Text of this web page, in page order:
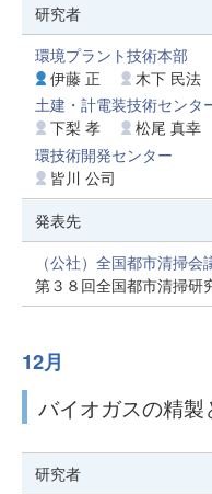
研究者
環境プラント技術本部
伊藤 正
木下 民法
土建・計電装技術センタ
下梨 孝
松尾 真幸
環技術開発センター
皆川 公司
発表先
（公社）全国都市清掃会
第３８回全国都市清掃研
12月
バイオガスの精
研究者